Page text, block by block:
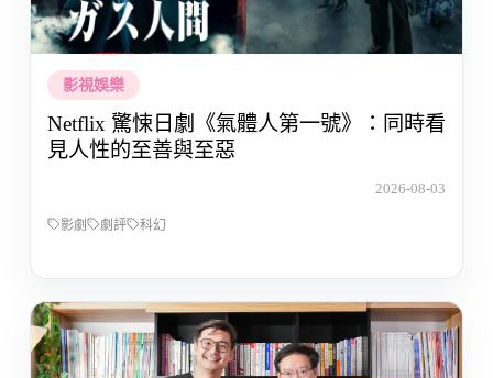
影視娛樂
Netflix 驚悚日劇《氣體人第一號》：同時看
見人性的至善與至惡
2026-08-03
影劇 劇評 科幻